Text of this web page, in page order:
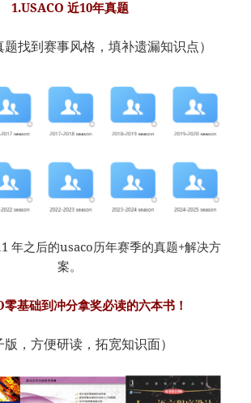
1.USACO 近10年真题
题找到赛事风格，填补遗漏知识点）
年之后的usaco历年赛季的真题+解决方
案。
零基础到冲分拿奖必读的六本书！
版，方便研读，拓宽知识面）